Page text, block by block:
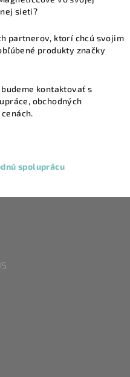
sieti?
partnerov, ktorí chcú svojim
produkty značky
kontaktovať s
obchodných
spoluprácu